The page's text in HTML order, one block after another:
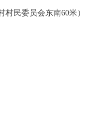
顺义区太平村村民